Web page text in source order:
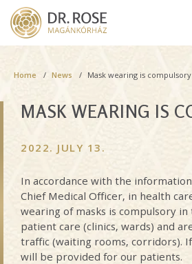
Skip
main
Breadcrumb
Home News Mask wearing is compulsory
MASK WEARING IS
2022. JULY 13.
In accordance with the
Chief Medical Officer, in health
wearing of masks is compulsory
patient care (clinics, wards) and
traffic (waiting rooms, corridors). If
will be provided for our patients.